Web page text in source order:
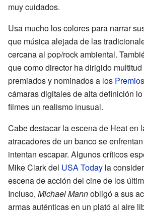
muy cuidados.
Usa mucho los colores para narrar
que música alejada de las
cercana al pop/rock ambiental.
que como director ha dirigido
premiados y nominados a los
cámaras digitales de alta definición
filmes un realismo inusual.
Cabe destacar la escena de Heat en
atracadores de un banco se
intentan escapar. Algunos críticos
Mike Clark del USA Today la
escena de acción del cine de los
Incluso, Michael Mannobligó a sus
armas auténticas en un plató al aire